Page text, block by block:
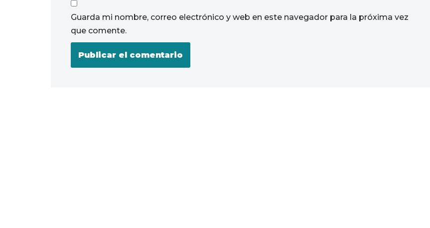
Guarda mi nombre, correo electrónico y web en este navegador para la próxima vez
que comente.